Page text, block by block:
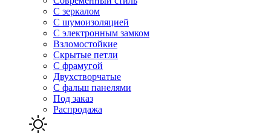
С зеркалом
С шумоизоляцией
С электронным замком
Взломостойкие
Скрытые петли
С фрамугой
Двухстворчатые
С фальш панелями
Под заказ
Распродажа